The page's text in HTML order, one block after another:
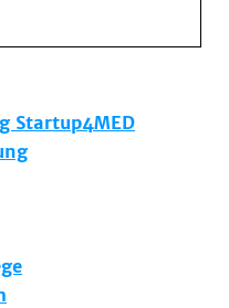
Startup4MED